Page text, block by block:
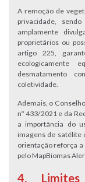
A remoção de
privacidade,
amplamente
proprietários ou
artigo 225,
ecologicamente
desmatamento
coletividade.
Ademais, o
nº 433/2021 e da
a importância do
imagens de satélite
orientação reforça a
pelo MapBiomas
4. Limites